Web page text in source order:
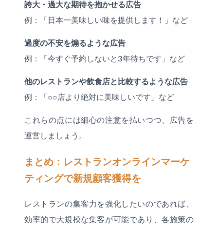
誇大・過大な期待を抱かせる広告
例：「日本一美味しい味を提供します！」など
過度の不安を煽るような広告
例：「今すぐ予約しないと3年待ちです」など
他のレストランや飲食店と比較するような広告
例：「○○店より絶対に美味しいです」など
これらの点には細心の注意を払いつつ、広告を
運営しましょう。
まとめ：レストランオンラインマーケ
ティングで新規顧客獲得を
レストランの集客力を強化したいのであれば、
効率的で大規模な集客が可能であり、各施策の